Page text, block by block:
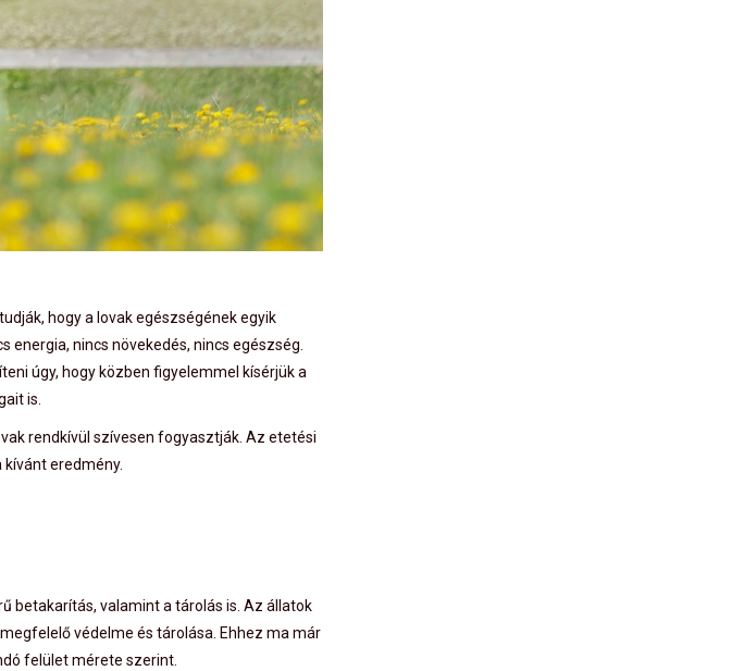
hogy a lovak egészségének egyik
nincs növekedés, nincs egészség.
úgy, hogy közben figyelemmel kísérjük a
is.
rendkívül szívesen fogyasztják. Az etetési
eredmény.
betakarítás, valamint a tárolás is. Az állatok
védelme és tárolása. Ehhez ma már
felület mérete szerint.